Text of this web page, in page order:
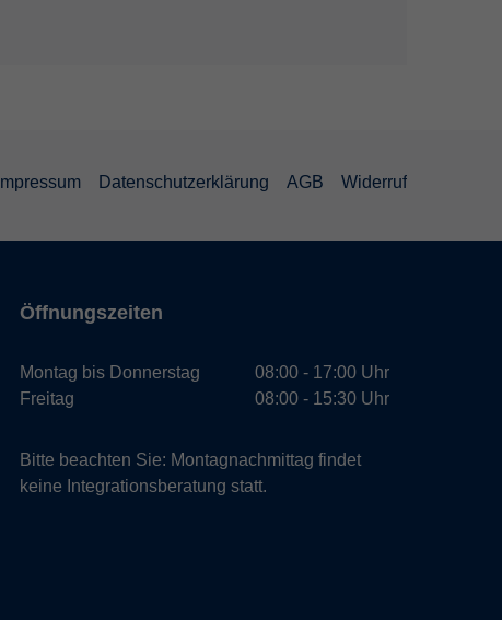
Impressum Datenschutzerklärung AGB Widerruf
Öffnungszeiten
Montag bis Donnerstag
Freitag
08:00 - 17:00 Uhr
08:00 - 15:30 Uhr
Bitte beachten Sie: Montagnachmittag findet
keine Integrationsberatung statt.